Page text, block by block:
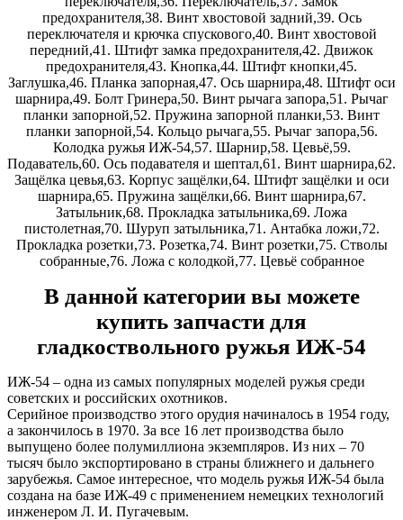
предохранителя,38. Винт хвостовой задний,39. Ось
переключателя и крючка спускового,40. Винт хвостовой
передний,41. Штифт замка предохранителя,42. Движок
предохранителя,43. Кнопка,44. Штифт кнопки,45.
Заглушка,46. Планка запорная,47. Ось шарнира,48. Штифт оси
шарнира,49. Болт Гринера,50. Винт рычага запора,51. Рычаг
планки запорной,52. Пружина запорной планки,53. Винт
планки запорной,54. Кольцо рычага,55. Рычаг запора,56.
Колодка ружья ИЖ-54,57. Шарнир,58. Цевьё,59.
Подаватель,60. Ось подавателя и шептал,61. Винт шарнира,62.
Защёлка цевья,63. Корпус защёлки,64. Штифт защёлки и оси
шарнира,65. Пружина защёлки,66. Винт шарнира,67.
Затыльник,68. Прокладка затыльника,69. Ложа
пистолетная,70. Шуруп затыльника,71. Антабка ложи,72.
Прокладка розетки,73. Розетка,74. Винт розетки,75. Стволы
собранные,76. Ложа с колодкой,77. Цевьё собранное
В данной категории вы можете
купить запчасти для
гладкоствольного ружья ИЖ-54
ИЖ-54 – одна из самых популярных моделей ружья среди
советских и российских охотников.
Серийное производство этого орудия начиналось в 1954 году,
а закончилось в 1970. За все 16 лет производства было
выпущено более полумиллиона экземпляров. Из них – 70
тысяч было экспортировано в страны ближнего и дальнего
зарубежья. Самое интересное, что модель ружья ИЖ-54 была
создана на базе ИЖ-49 с применением немецких технологий
инженером Л. И. Пугачевым.